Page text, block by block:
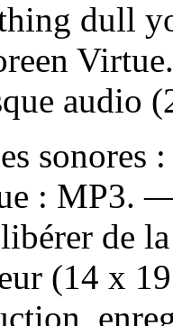
dull
audio
sonores
: MP3.
de
(14 x